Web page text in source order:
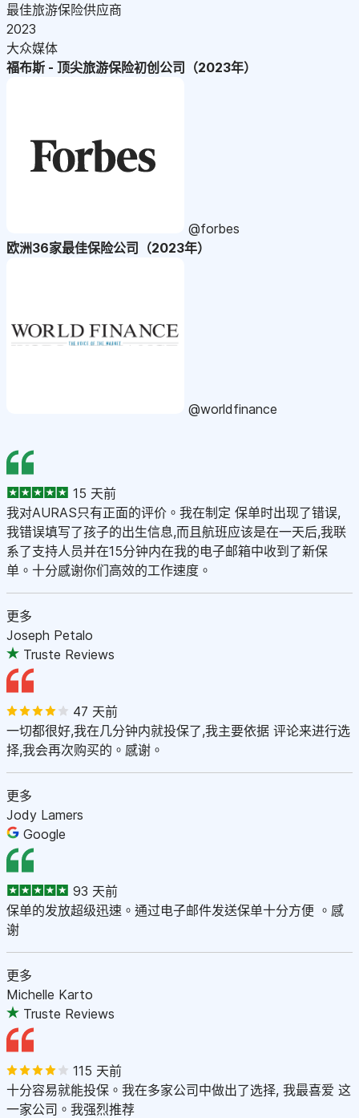
最佳旅游保险供应商
2023
大众媒体
福布斯 - 顶尖旅游保险初创公司（2023年）
@forbes
欧洲36家最佳保险公司（2023年）
@worldfinance
15 天前
我对AURAS只有正面的评价。我在制定 保单时出现了错误,
我错误填写了孩子的出生信息,而且航班应该是在一天后,我联
系了支持人员并在15分钟内在我的电子邮箱中收到了新保
单。十分感谢你们高效的工作速度。
更多
Joseph Petalo
Truste Reviews
47 天前
一切都很好,我在几分钟内就投保了,我主要依据 评论来进行选
择,我会再次购买的。感谢。
更多
Jody Lamers
Google
93 天前
保单的发放超级迅速。通过电子邮件发送保单十分方便 。感
谢
更多
Michelle Karto
Truste Reviews
115 天前
十分容易就能投保。我在多家公司中做出了选择, 我最喜爱 这
一家公司。我强烈推荐